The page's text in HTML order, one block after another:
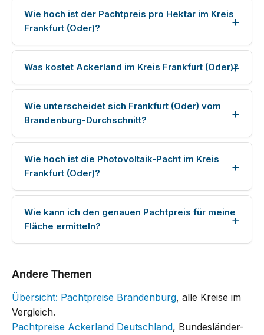
Wie hoch ist der Pachtpreis pro Hektar im Kreis
Frankfurt (Oder)?
Was kostet Ackerland im Kreis Frankfurt (Oder)?
Wie unterscheidet sich Frankfurt (Oder) vom
Brandenburg-Durchschnitt?
Wie hoch ist die Photovoltaik-Pacht im Kreis
Frankfurt (Oder)?
Wie kann ich den genauen Pachtpreis für meine
Fläche ermitteln?
Andere Themen
Übersicht: Pachtpreise Brandenburg, alle Kreise im
Vergleich.
Pachtpreise Ackerland Deutschland, Bundesländer-